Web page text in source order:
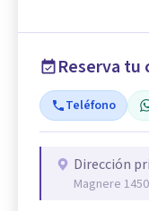
Reserva tu
Teléfono
Dirección
Magnere